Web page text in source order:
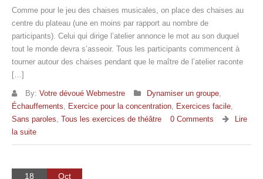
Comme pour le jeu des chaises musicales, on place des chaises au
centre du plateau (une en moins par rapport au nombre de
participants). Celui qui dirige l’atelier annonce le mot au son duquel
tout le monde devra s’asseoir. Tous les participants commencent à
tourner autour des chaises pendant que le maître de l’atelier raconte
[…]
By: Votre dévoué Webmestre Dynamiser un groupe,
Échauffements, Exercice pour la concentration, Exercices facile,
Sans paroles, Tous les exercices de théâtre 0 Comments
Lire
la suite
18 Oct